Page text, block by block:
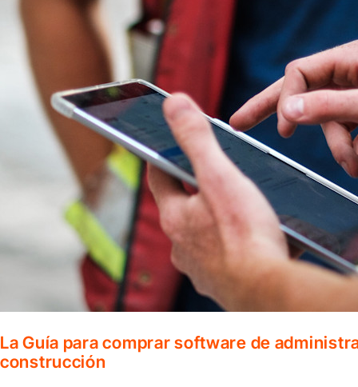
La Guía para comprar software de
construcción